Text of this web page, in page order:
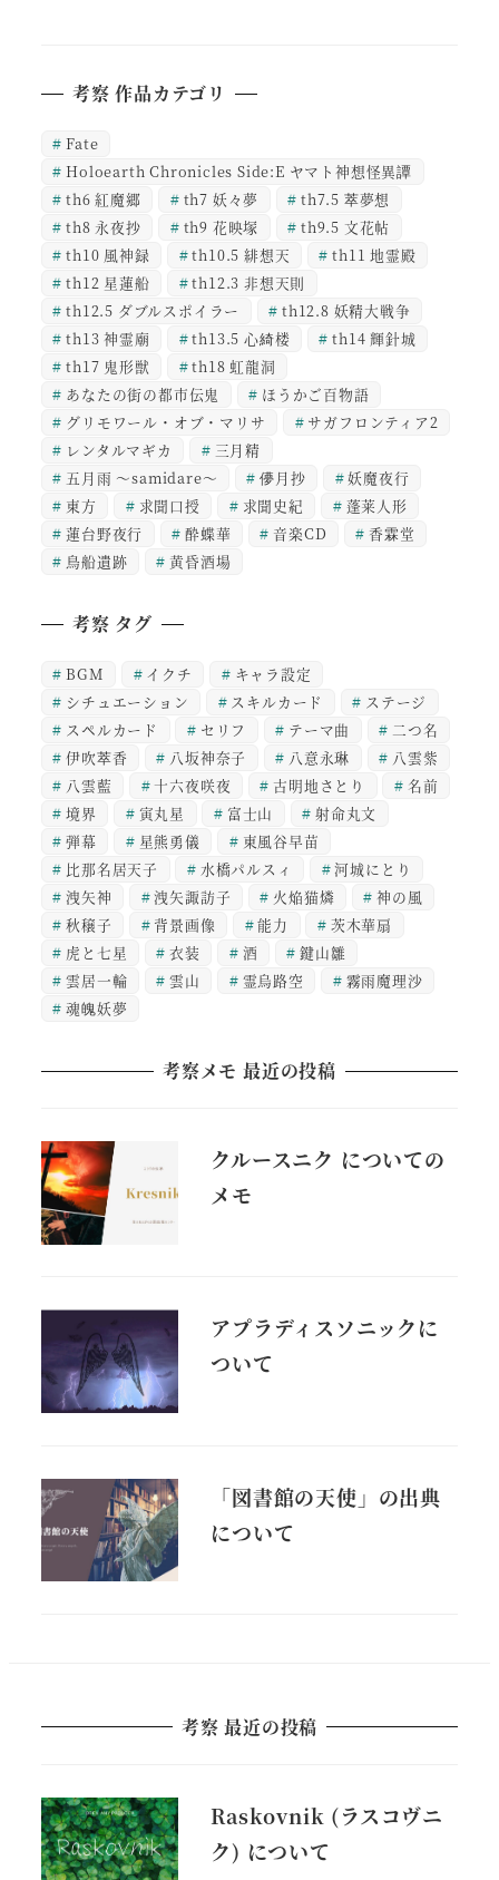
考察 作品カテゴリ
Fate
Holoearth Chronicles Side:E ヤマト神想怪異譚
th6 紅魔郷
th7 妖々夢
th7.5 萃夢想
th8 永夜抄
th9 花映塚
th9.5 文花帖
th10 風神録
th10.5 緋想天
th11 地霊殿
th12 星蓮船
th12.3 非想天則
th12.5 ダブルスポイラー
th12.8 妖精大戦争
th13 神霊廟
th13.5 心綺楼
th14 輝針城
th17 鬼形獣
th18 虹龍洞
あなたの街の都市伝鬼
ほうかご百物語
グリモワール・オブ・マリサ
サガフロンティア2
レンタルマギカ
三月精
五月雨 ～samidare～
儚月抄
妖魔夜行
東方
求聞口授 求聞史紀
蓬莱人形
蓮台野夜行
酔蝶華 音楽CD
香霖堂
鳥船遺跡
黄昏酒場
考察 タグ
BGM イクチ
キャラ設定
シチュエーション
スキルカード
ステージ
スペルカード
セリフ テーマ曲
二つ名
伊吹萃香
八坂神奈子 八意永琳
八雲紫
八雲藍
十六夜咲夜 古明地さとり
名前
境界
寅丸星 富士山
射命丸文
弾幕
星熊勇儀
東風谷早苗
比那名居天子
水橋パルスィ
河城にとり
洩矢神
洩矢諏訪子 火焔猫燐
神の風
秋穣子
背景画像 能力
茨木華扇
虎と七星
衣装 酒
鍵山雛
雲居一輪
雲山 霊烏路空
霧雨魔理沙
魂魄妖夢
考察メモ 最近の投稿
クルースニク についての
メモ
アプラディスソニックに
ついて
「図書館の天使」の出典
について
考察 最近の投稿
Raskovnik (ラスコヴニ
ク) について